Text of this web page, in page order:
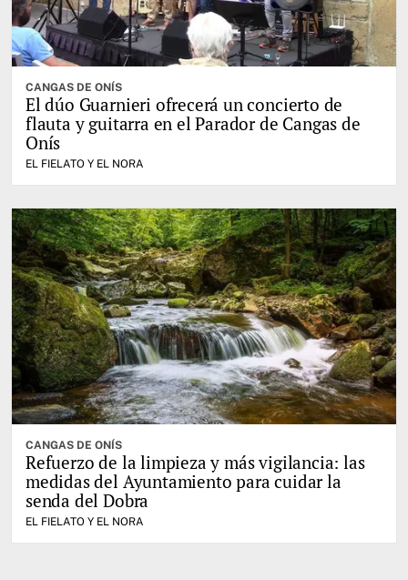
CANGAS DE ONÍS
El dúo Guarnieri ofrecerá un concierto de
flauta y guitarra en el Parador de Cangas de
Onís
EL FIELATO Y EL NORA
CANGAS DE ONÍS
Refuerzo de la limpieza y más vigilancia: las
medidas del Ayuntamiento para cuidar la
senda del Dobra
EL FIELATO Y EL NORA